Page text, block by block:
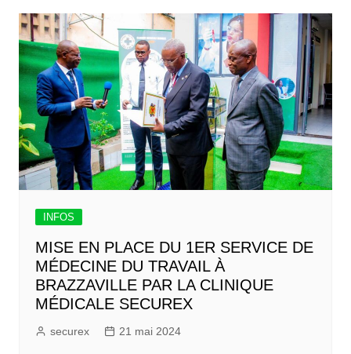
INFOS
MISE EN PLACE DU 1ER SERVICE DE
MÉDECINE DU TRAVAIL À
BRAZZAVILLE PAR LA CLINIQUE
MÉDICALE SECUREX
securex 21 mai 2024